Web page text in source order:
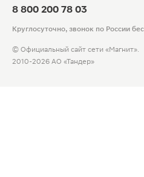
8 800 200 78 03
Круглосуточно, звонок по России
© Официальный сайт сети «Магнит».
2010-2026 АО «Тандер»